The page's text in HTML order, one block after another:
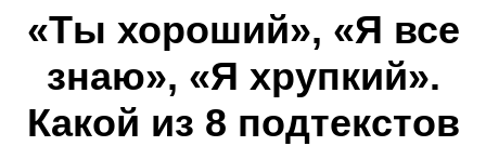
«Ты хороший», «Я все
знаю», «Я хрупкий».
Какой из 8 подтекстов